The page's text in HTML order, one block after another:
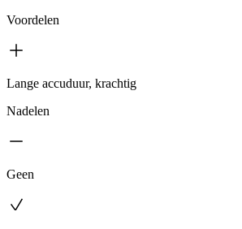
Voordelen
Lange accuduur, krachtig
Nadelen
Geen